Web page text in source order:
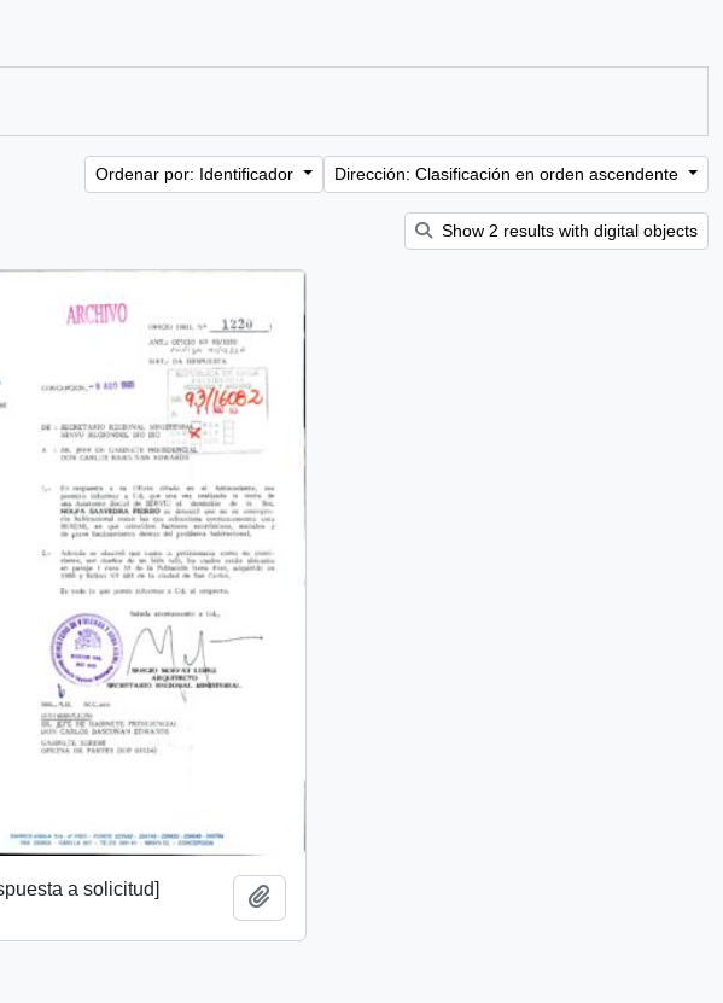
Ordenar por: Identificador Dirección: Clasificación en orden ascendente
Show 2 results with digital objects
a solicitud] Añadir al portapapeles